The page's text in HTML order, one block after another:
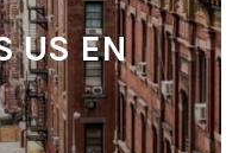
US EN